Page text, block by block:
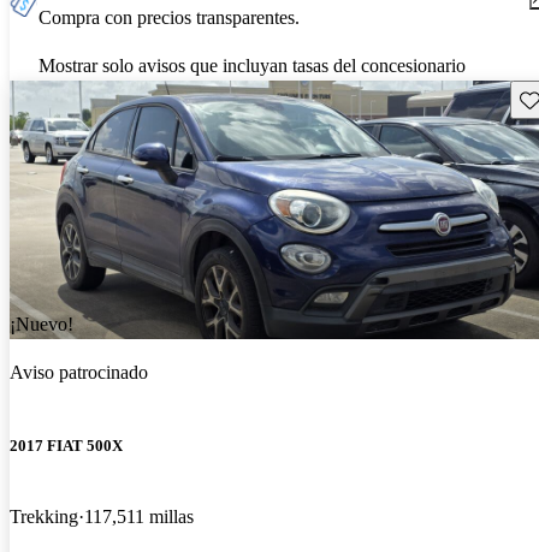
Compra con precios transparentes.
Mostrar solo avisos que incluyan tasas del concesionario
¡Nuevo!
Aviso patrocinado
2017 FIAT 500X
Trekking 117,511 millas